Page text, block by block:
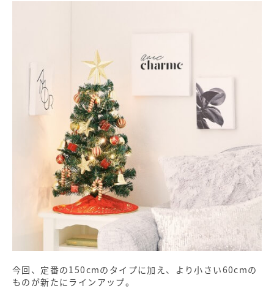
今回、定番の150cmのタイプに加え、より小さい60cmの
ものが新たにラインアップ。